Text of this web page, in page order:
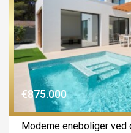
€875.000
Moderne eneboliger